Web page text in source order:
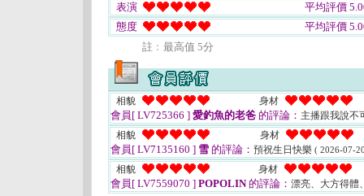
表演
平均評價
態度
平均評價
註﹕最高值 5分
相貌 身材
會員[ LV725366 ] 愛釣魚的老爸 的評論： 主播跟我說不
相貌
身材
會員[ LV7135160 ] 雪 的評論： 預祝生日快樂 ( 2026-07-
相貌 身材
會員[ LV7559070 ] POPOLIN的評論： 漂亮、大方得體